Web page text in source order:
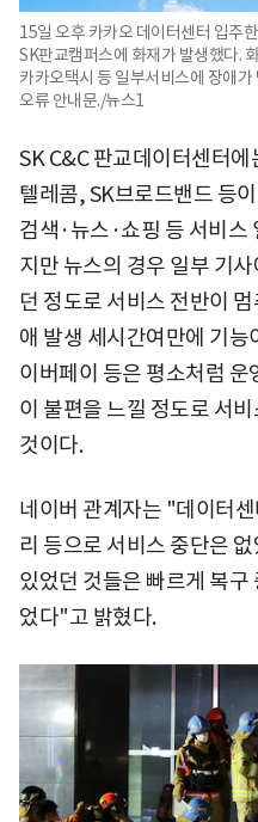
15일 오후 카카오 데이터센터 입주
SK판교캠퍼스에 화재가 발생했다.
카카오택시 등 일부서비스에 장애
오류 안내문./뉴스1
SK C&C 판교데이터센터
텔레콤, SK브로드밴드 등
검색·뉴스·쇼핑 등 서비스
지만 뉴스의 경우 일부 기
던 정도로 서비스 전반이
애 발생 세시간여만에 기능
이버페이 등은 평소처럼
이 불편을 느낄 정도로 서
것이다.
네이버 관계자는 "데이터
리 등으로 서비스 중단은
있었던 것들은 빠르게 복구
었다"고 밝혔다.